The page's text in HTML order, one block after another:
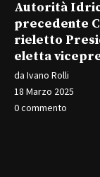
Autorità
precedente
rieletto
eletta
da Ivano Rolli
18 Marzo 2025
0 commento